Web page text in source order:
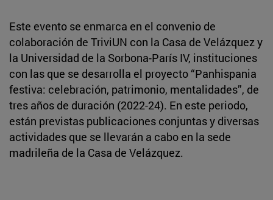
Este evento se enmarca en el convenio de
colaboración de TriviUN con la Casa de Velázquez y
la Universidad de la Sorbona-París IV, instituciones
con las que se desarrolla el proyecto “Panhispania
festiva: celebración, patrimonio, mentalidades”, de
tres años de duración (2022-24). En este periodo,
están previstas publicaciones conjuntas y diversas
actividades que se llevarán a cabo en la sede
madrileña de la Casa de Velázquez.